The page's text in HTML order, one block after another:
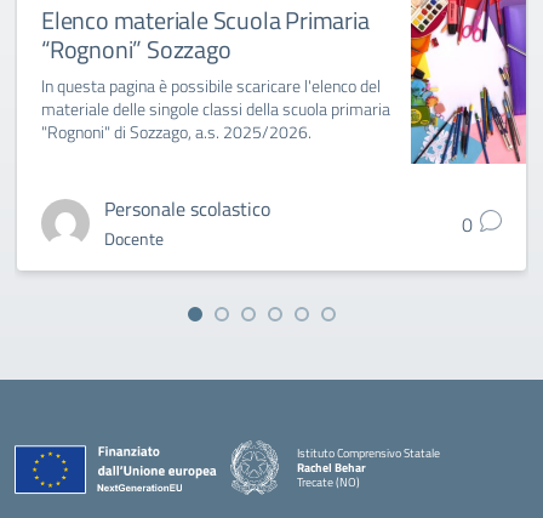
Elenco materiale Scuola Primaria
“Rognoni” Sozzago
In questa pagina è possibile scaricare l'elenco del
materiale delle singole classi della scuola primaria
"Rognoni" di Sozzago, a.s. 2025/2026.
Personale scolastico
Docente 0
Istituto Comprensivo Statale
Rachel Behar
Trecate (NO)